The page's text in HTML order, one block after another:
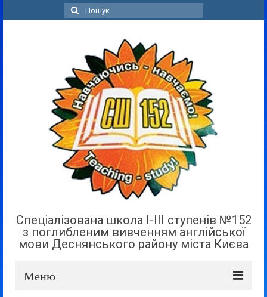
Пошук
для:
Спеціалізована школа І-ІІІ ступенів №152
з поглибленим вивченням англійської
мови Деснянського району міста Києва
Меню